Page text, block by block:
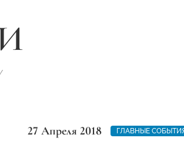
27 Апреля 2018 ГЛАВНЫЕ